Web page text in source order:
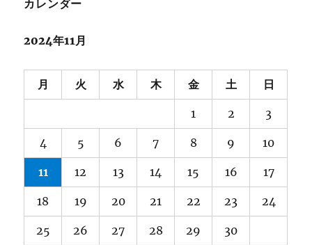
カレンダー
2024年11月
月 火 水 木 金 土 日
1 2 3
4 5 6 7 8 9 10
11 12 13 14 15 16 17
18 19 20 21 22 23 24
25 26 27 28 29 30